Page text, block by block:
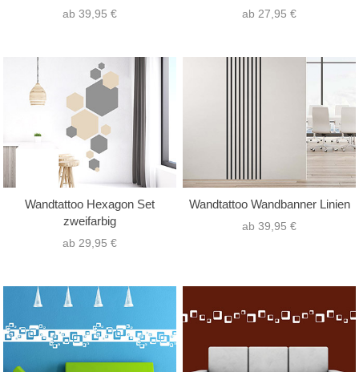
ab 39,95 € ab 27,95 €
Wandtattoo Hexagon Set
zweifarbig
ab 29,95 €
Wandtattoo Wandbanner Linien
ab 39,95 €